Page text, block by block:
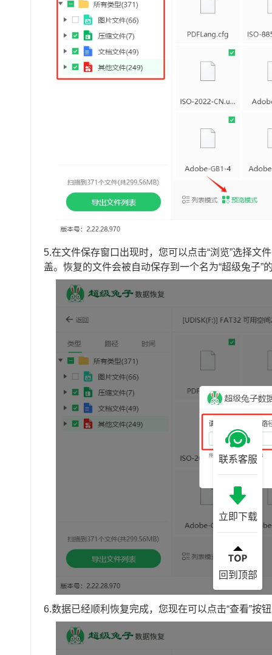
5.在文件保存窗口出现时，您可以点击“浏览”选择文
盖。恢复的文件会被自动保存到一个名为“超级兔子”
6.数据已经顺利恢复完成，您现在可以点击“查看”按
联系客服
立即下载
回到顶部